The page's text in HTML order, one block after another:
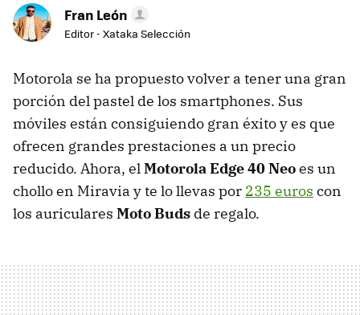
Fran León
Editor - Xataka Selección
Motorola se ha propuesto volver a tener una gran
porción del pastel de los smartphones. Sus
móviles están consiguiendo gran éxito y es que
ofrecen grandes prestaciones a un precio
reducido. Ahora, elMotorola Edge 40 Neoes un
chollo en Miravia y te lo llevas por 235 euros con
los auriculares Moto Buds de regalo.